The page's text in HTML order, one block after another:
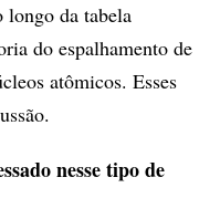
longo da tabela
do espalhamento de
atômicos. Esses
nesse tipo de